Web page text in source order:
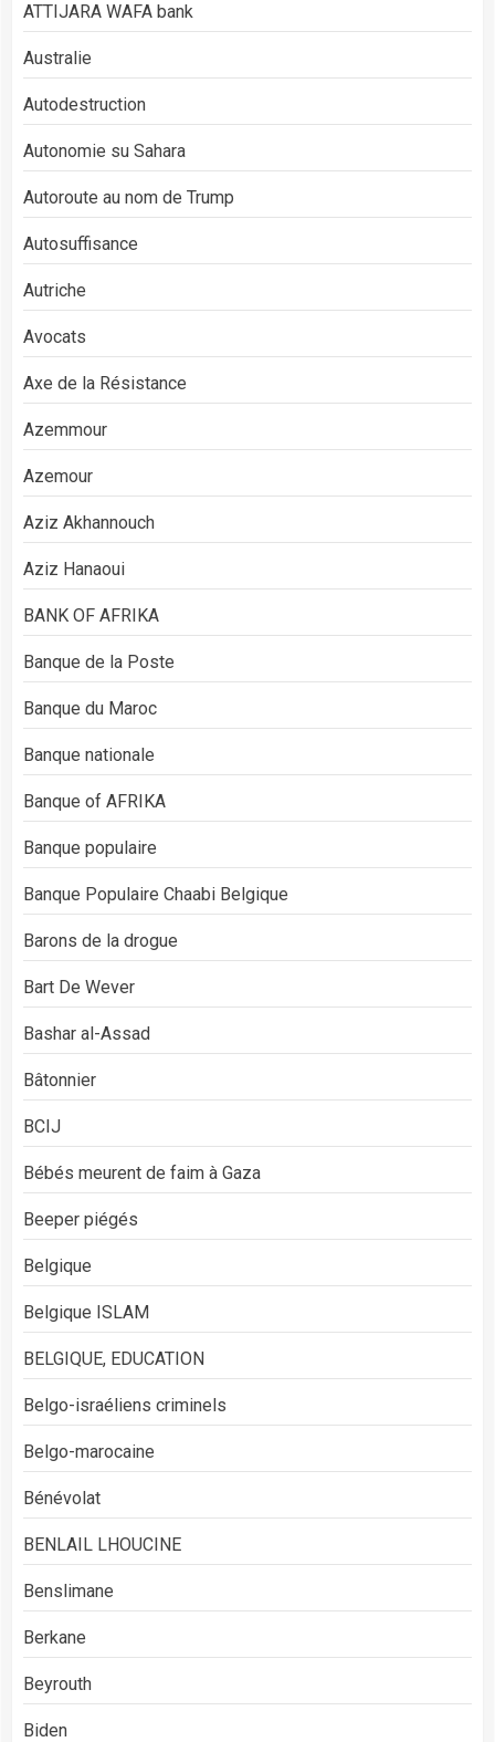
ATTIJARA WAFA bank
Australie
Autodestruction
Autonomie su Sahara
Autoroute au nom de Trump
Autosuffisance
Autriche
Avocats
Axe de la Résistance
Azemmour
Azemour
Aziz Akhannouch
Aziz Hanaoui
BANK OF AFRIKA
Banque de la Poste
Banque du Maroc
Banque nationale
Banque of AFRIKA
Banque populaire
Banque Populaire Chaabi Belgique
Barons de la drogue
Bart De Wever
Bashar al-Assad
Bâtonnier
BCIJ
Bébés meurent de faim à Gaza
Beeper piégés
Belgique
Belgique ISLAM
BELGIQUE, EDUCATION
Belgo-israéliens criminels
Belgo-marocaine
Bénévolat
BENLAIL LHOUCINE
Benslimane
Berkane
Beyrouth
Biden